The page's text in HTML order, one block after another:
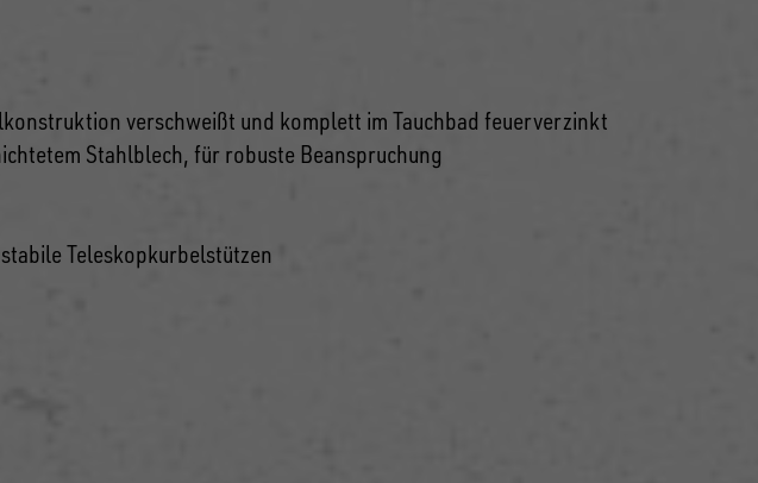
verschweißt und komplett im Tauchbad feuerverzinkt
Stahlblech, für robuste Beanspruchung
Teleskopkurbelstützen